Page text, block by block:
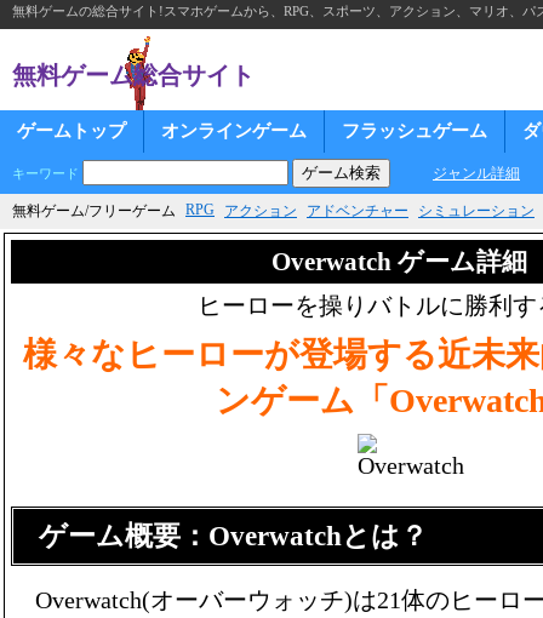
無料ゲームの総合サイト!スマホゲームから、RPG、スポーツ、アクション、マリオ、
無料ゲーム総合サイト
ゲームトップ オンラインゲーム フラッシュゲーム
キーワード ジャンル詳細
無料ゲーム/フリーゲーム RPG アクション アドベンチャー シミュレーション
Overwatch ゲーム詳細
ヒーローを操りバトルに勝利す
様々なヒーローが登場する近未
ンゲーム「
ゲーム概要：Overwatchとは？
Overwatch(オーバーウォッチ)は21体のヒーロ